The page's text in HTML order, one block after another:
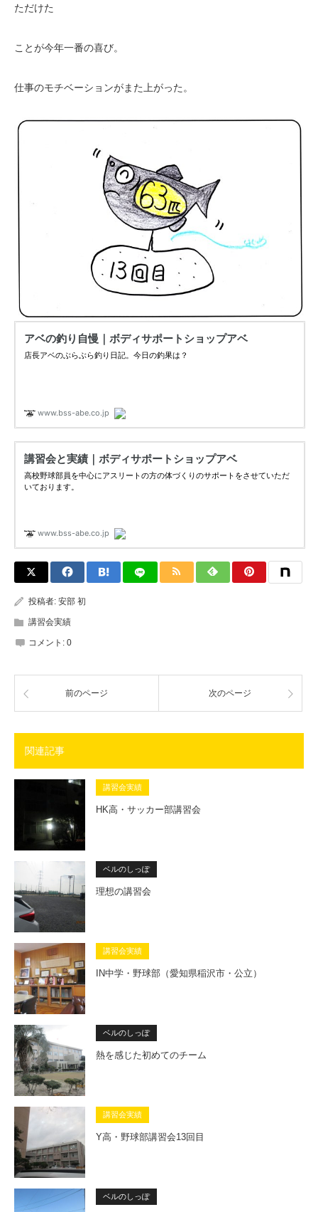
ただけた
ことが今年一番の喜び。
仕事のモチベーションがまた上がった。
投稿者: 安部 初
講習会実績
コメント: 0
前のページ 次のページ
関連記事
講習会実績
HK高・サッカー部講習会
ベルのしっぽ
理想の講習会
講習会実績
IN中学・野球部（愛知県稲沢市・公立）
ベルのしっぽ
熱を感じた初めてのチーム
講習会実績
Y高・野球部講習会13回目
ベルのしっぽ